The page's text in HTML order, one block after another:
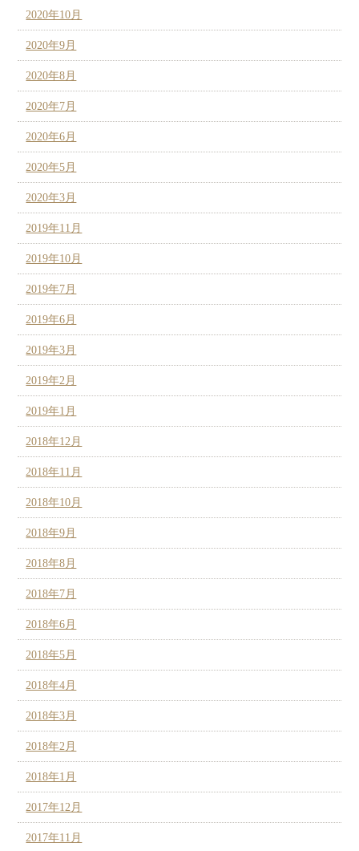
2020年10月
2020年9月
2020年8月
2020年7月
2020年6月
2020年5月
2020年3月
2019年11月
2019年10月
2019年7月
2019年6月
2019年3月
2019年2月
2019年1月
2018年12月
2018年11月
2018年10月
2018年9月
2018年8月
2018年7月
2018年6月
2018年5月
2018年4月
2018年3月
2018年2月
2018年1月
2017年12月
2017年11月